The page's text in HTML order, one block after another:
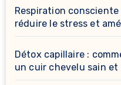
Respiration
réduire le stress et
Détox capillaire :
un cuir chevelu sain